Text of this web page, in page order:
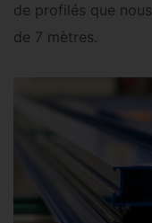
de profilés que
de 7 mètres.